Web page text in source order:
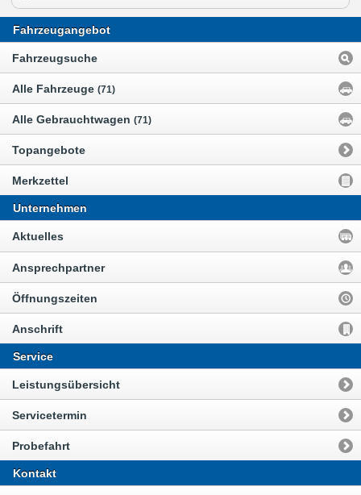
Fahrzeugangebot
Fahrzeugsuche
Alle Fahrzeuge (71)
Alle Gebrauchtwagen (71)
Topangebote
Merkzettel
Unternehmen
Aktuelles
Ansprechpartner
Öffnungszeiten
Anschrift
Service
Leistungsübersicht
Servicetermin
Probefahrt
Kontakt